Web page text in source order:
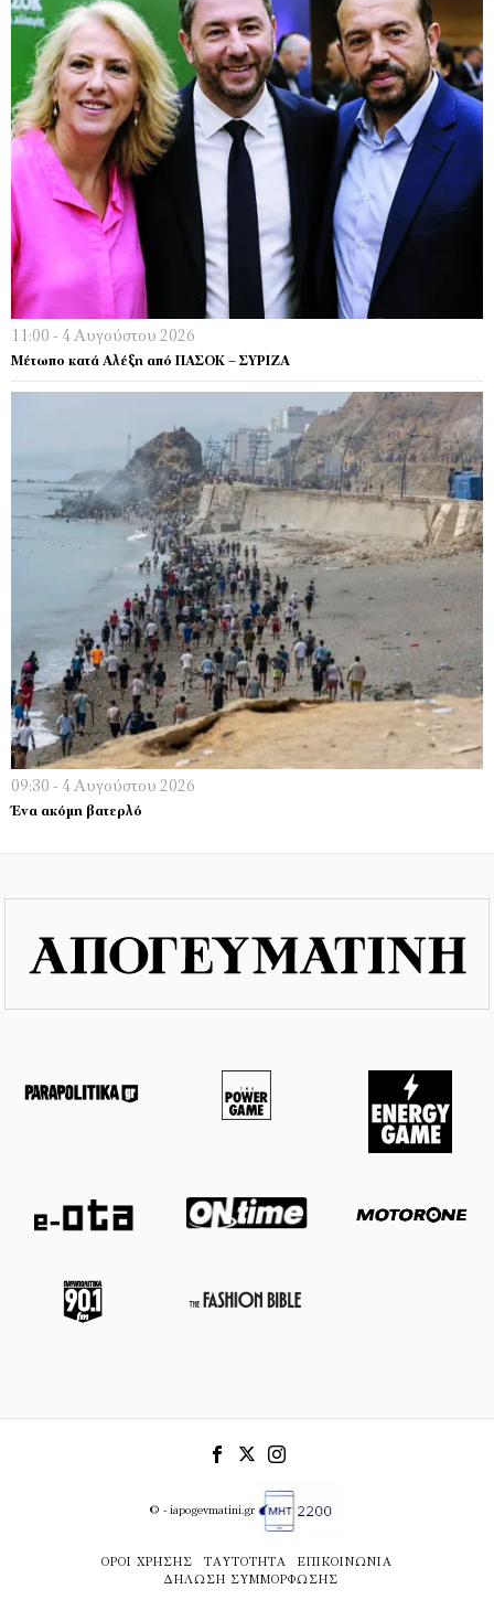
11:00 - 4 Αυγούστου 2026
Μέτωπο κατά Αλέξη από ΠΑΣΟΚ – ΣΥΡΙΖΑ
09:30 - 4 Αυγούστου 2026
Ένα ακόμη βατερλό
© - iapogevmatini.gr
ΌΡΟΙ ΧΡΉΣΗΣ ΤΑΥΤΌΤΗΤΑ
ΕΠΙΚΟΙΝΩΝΊΑ
ΔΉΛΩΣΗ ΣΥΜΜΌΡΦΩΣΗΣ